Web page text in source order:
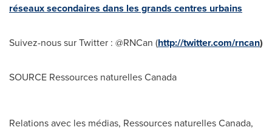
réseaux secondaires dans les grands centres urbains
Suivez-nous sur Twitter : @RNCan (http://twitter.com/rncan)
SOURCE Ressources naturelles Canada
Relations avec les médias, Ressources naturelles Canada,